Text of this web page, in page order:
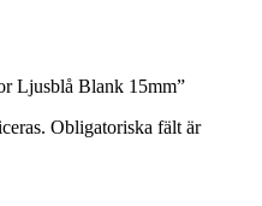
Ljusblå Blank 15mm”
Obligatoriska fält är